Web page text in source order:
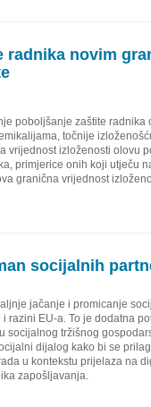
radnika novim
poboljšanje zaštite radnika
točnije
vrijednost izloženosti olovu
primjerice onih koji utječu
granična vrijednost
socijalnih
jačanje i promicanje
razini EU-a. To je dodatna
socijalnog tržišnog
dijalog kako bi se
u kontekstu prijelaza na
zapošljavanja.